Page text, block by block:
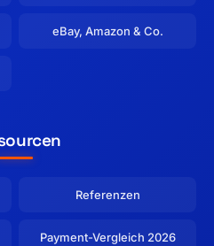
eBay, Amazon & Co.
Referenzen
Payment-Vergleich 2026